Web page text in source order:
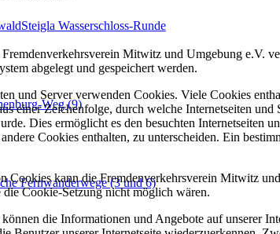
Wasserschloss-Runde
Weg (9)
Fernwanderwege (3 und 6)
Mitwitz und Umgebung e.V.
abgelegt und gespeichert werden.
und Server verwenden Cookies. Viele Cookies
einer Zeichenfolge, durch welche Internetseiten
Dies ermöglicht es den besuchten Internetseiten
Cookies enthalten, zu unterscheiden. Ein
Cookies kann die Fremdenverkehrsverein Mitwitz
die Cookie-Setzung nicht möglich wären.
die Informationen und Angebote auf unserer